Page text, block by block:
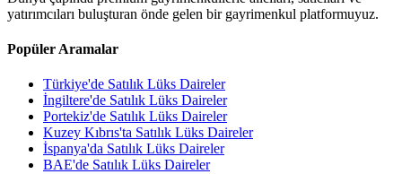
yatırımcıları buluşturan önde gelen bir gayrimenkul platformuyuz.
Popüler Aramalar
Türkiye'de Satılık Lüks Daireler
İngiltere'de Satılık Lüks Daireler
Portekiz'de Satılık Lüks Daireler
Kuzey Kıbrıs'ta Satılık Lüks Daireler
İspanya'da Satılık Lüks Daireler
BAE'de Satılık Lüks Daireler